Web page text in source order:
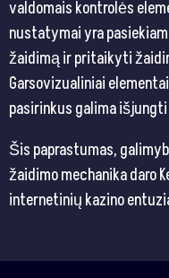
valdomais kontrolės
nustatymai yra
žaidimą ir pritaikyti
Garsovizualiniai
pasirinkus galima
Šis paprastumas,
žaidimo mechanika daro
internetinių kazino